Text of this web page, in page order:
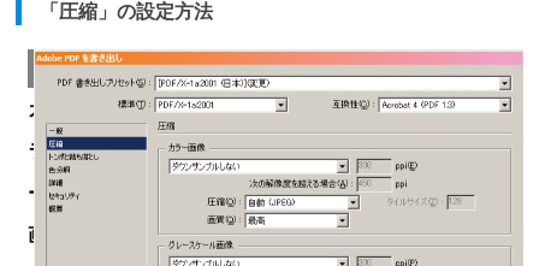
「圧縮」の設定方法
7
カ
ラ
ー
画